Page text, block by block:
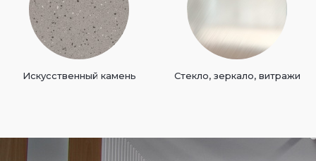
Искусственный камень Стекло, зеркало, витражи